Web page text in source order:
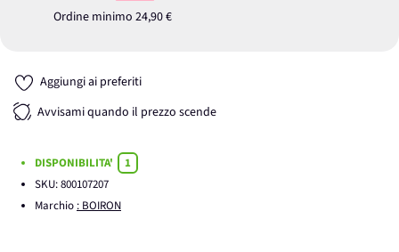
Ordine minimo 24,90 €
Aggiungi ai preferiti
Avvisami quando il prezzo scende
DISPONIBILITA'
1
SKU:800107207
Marchio : BOIRON